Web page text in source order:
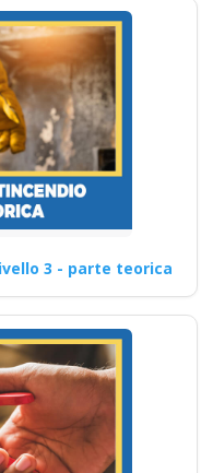
3 - parte teorica